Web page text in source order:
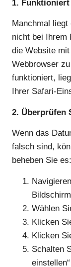
1.
Manchmal
nicht bei Ihrem
die Website
Webbrowser
funktioniert,
Ihrer Safari-
2. Überprüfen
Wenn das
falsch sind,
beheben Sie es:
Wählen
Klicken
Klicken
Schalten